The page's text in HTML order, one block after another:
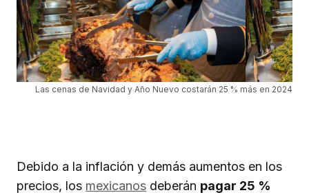
Las cenas de Navidad y Año Nuevo costarán 25 % más en 2024
Debido a la inflación y demás aumentos en los
precios, los mexicanos deberán pagar 25 %